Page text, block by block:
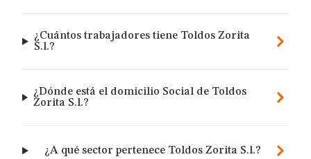
¿Cuántos trabajadores tiene Toldos Zorita
S.l.?
¿Dónde está el domicilio Social de Toldos
Zorita S.l.?
¿A qué sector pertenece Toldos Zorita S.l.?